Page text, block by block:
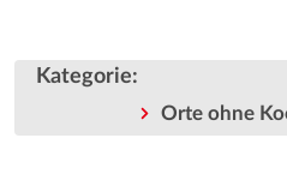
Kategorie:
Orte ohne